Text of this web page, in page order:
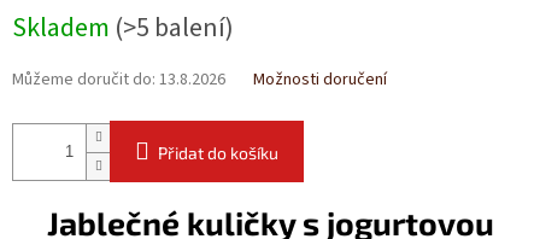
Skladem (>5 balení)
Můžeme doručit do: 13.8.2026 Možnosti doručení
Přidat do košíku
Jablečné kuličky s jogurtovou